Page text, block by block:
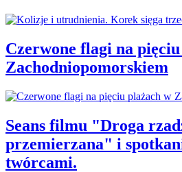
Czerwone flagi na
Zachodniopomorskiem
Seans filmu "Droga
przemierzana" i
twórcami.